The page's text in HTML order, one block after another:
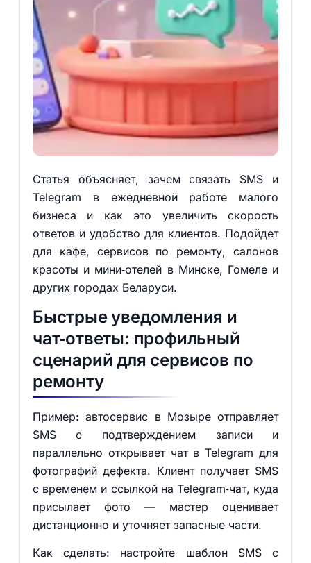
Статья объясняет, зачем связать SMS и
Telegram в ежедневной работе малого
бизнеса и как это увеличить скорость
ответов и удобство для клиентов. Подойдет
для кафе, сервисов по ремонту, салонов
красоты и мини‑отелей в Минске, Гомеле и
других городах Беларуси.
Быстрые уведомления и
чат‑ответы: профильный
сценарий для сервисов по
ремонту
Пример: автосервис в Мозыре отправляет
SMS с подтверждением записи и
параллельно открывает чат в Telegram для
фотографий дефекта. Клиент получает SMS
с временем и ссылкой на Telegram‑чат, куда
присылает фото — мастер оценивает
дистанционно и уточняет запасные части.
Как сделать: настройте шаблон SMS с